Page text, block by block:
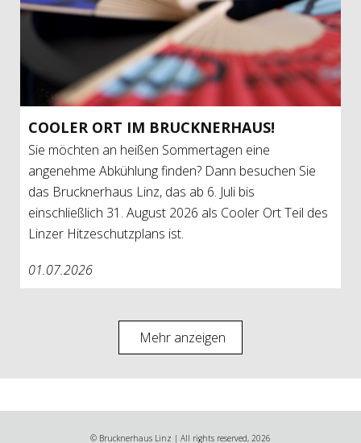
COO­LER ORT IM BRUCK­NER­HAUS!
Sie möchten an heißen Sommertagen eine
angenehme Abkühlung finden? Dann besuchen Sie
das Brucknerhaus Linz, das ab 6. Juli bis
einschließlich 31. August 2026 als Cooler Ort Teil des
Linzer Hitzeschutzplans ist.
01.07.2026
Mehr anzeigen
© Brucknerhaus Linz | All rights reserved, 2026